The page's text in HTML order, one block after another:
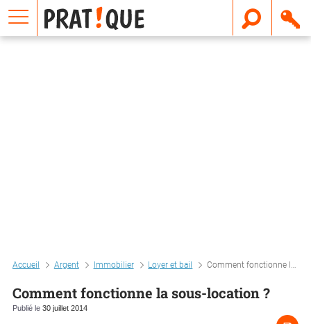
Accueil Argent Immobilier Loyer et bail Comment fonctionne la sous-location ?
Comment fonctionne la sous-location ?
Publié le 30 juillet 2014
E
m
a